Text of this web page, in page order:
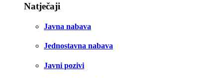
Natječaji
Javna nabava
Jednostavna nabava
Javni pozivi